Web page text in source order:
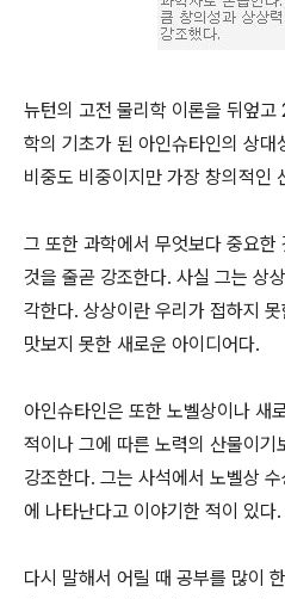
뉴턴의 고전 물리학 이론을 뒤엎
학의 기초가 된 아인슈타인의 상
비중도 비중이지만 가장 창의적인
그 또한 과학에서 무엇보다 중요한
것을 줄곧 강조한다. 사실 그는 상
각한다. 상상이란 우리가 접하지
맛보지 못한 새로운 아이디어다.
아인슈타인은 또한 노벨상이나 새
적이나 그에 따른 노력의 산물이
강조한다. 그는 사석에서 노벨상
에 나타난다고 이야기한 적이 있다.
다시 말해서 어릴 때 공부를 많이